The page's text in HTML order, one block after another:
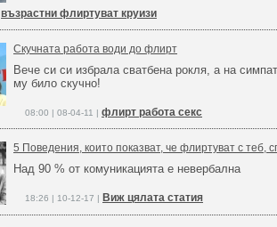
възрастни флиртуват круизи
Скучната работа води до флирт
Вече си си избрала сватбена рокля, а на
му било скучно!
08:00 | 08-04-11 | флирт работа секс
5 Поведения, които показват, че флиртуват с теб,
Над 90 % от комуникацията е невербална
18:26 | 10-12-17 | Виж цялата статия